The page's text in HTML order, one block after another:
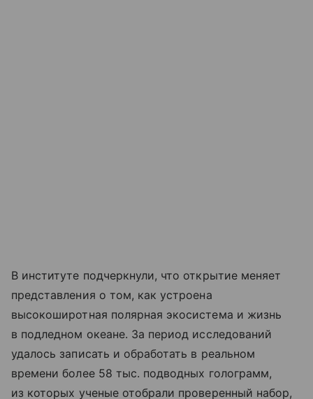
В институте подчеркнули, что открытие меняет
представления о том, как устроена
высокоширотная полярная экосистема и жизнь
в подледном океане. За период исследований
удалось записать и обработать в реальном
времени более 58 тыс. подводных голограмм,
из которых ученые отобрали проверенный набор,